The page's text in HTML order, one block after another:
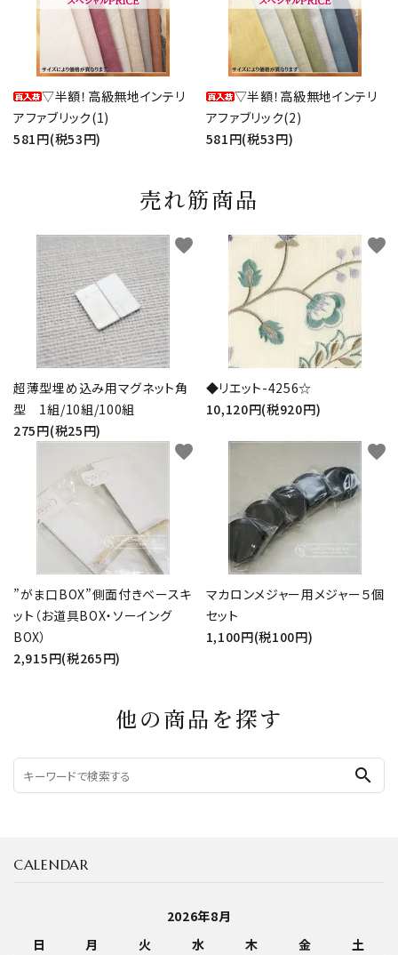
▽半額！高級無地インテリ
アファブリック(1)
581円(税53円)
▽半額！高級無地インテリ
アファブリック(2)
581円(税53円)
売れ筋商品
超薄型埋め込み用マグネット角
型 1組/10組/100組
275円(税25円)
favorite
◆リエット-4256☆
10,120円(税920円)
favorite
”がま口BOX”側面付きベースキ
ット（お道具BOX・ソーイング
BOX）
2,915円(税265円)
favorite
マカロンメジャー用メジャー５個
セット
1,100円(税100円)
favorite
他の商品を探す
search
CALENDAR
2026年8月
日
月 火 水 木 金
土